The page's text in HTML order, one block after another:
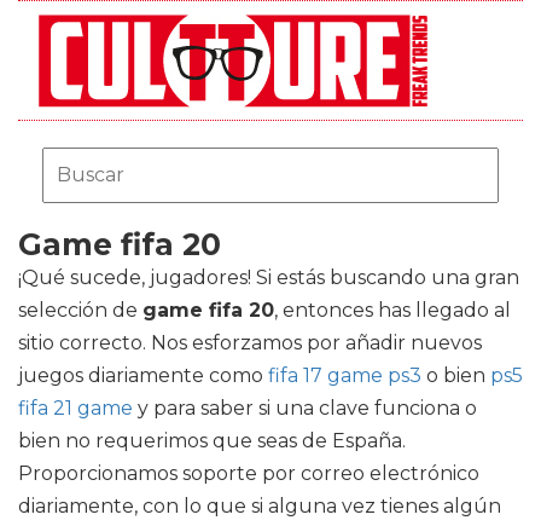
Game fifa 20
¡Qué sucede, jugadores! Si estás buscando una gran
selección de game fifa 20, entonces has llegado al
sitio correcto. Nos esforzamos por añadir nuevos
juegos diariamente como fifa 17 game ps3 o bien ps5
fifa 21 game y para saber si una clave funciona o
bien no requerimos que seas de España.
Proporcionamos soporte por correo electrónico
diariamente, con lo que si alguna vez tienes algún